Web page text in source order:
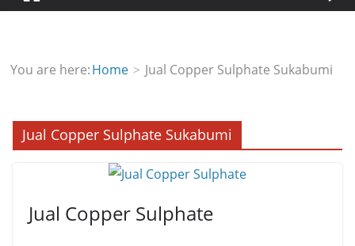
You are here:Home Jual Copper Sulphate Sukabumi
Jual Copper Sulphate Sukabumi
Jual Copper Sulphate